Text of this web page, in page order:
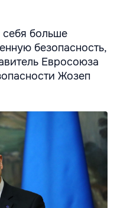
больше
безопасность,
Евросоюза
Жозеп